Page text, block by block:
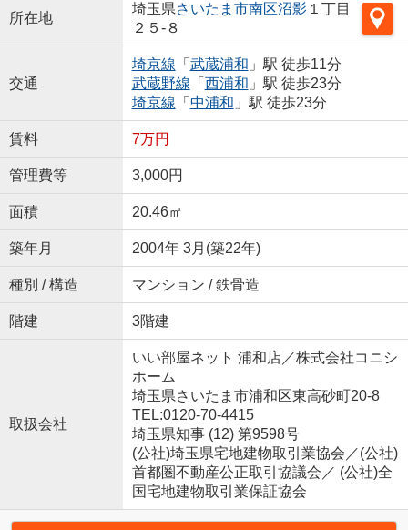
所在地
埼玉県さいたま市南区沼影１丁目
２５-８
交通
埼京線 「 武蔵浦和 」駅 徒歩11分
武蔵野線 「 西浦和 」駅 徒歩23分
埼京線 「 中浦和 」駅 徒歩23分
賃料 7万円
管理費等 3,000円
面積 20.46㎡
築年月 2004年 3月(築22年)
種別 / 構造 マンション / 鉄骨造
階建 3階建
取扱会社
いい部屋ネット 浦和店／株式会社コニシ
ホーム
埼玉県さいたま市浦和区東高砂町20-8
TEL:0120-70-4415
埼玉県知事 (12) 第9598号
(公社)埼玉県宅地建物取引業協会／(公社)
首都圏不動産公正取引協議会／ (公社)全
国宅地建物取引業保証協会